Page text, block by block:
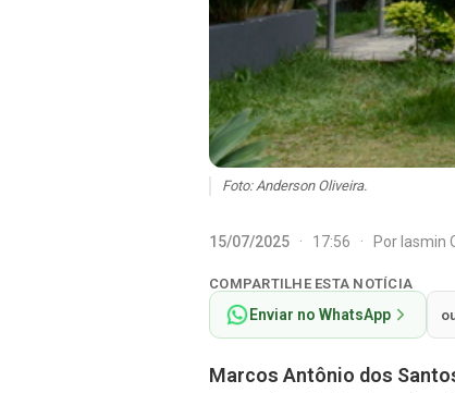
Foto: Anderson Oliveira.
15/07/2025 · 17:56 · Por Iasmin
COMPARTILHE ESTA NOTÍCIA
Enviar no WhatsApp
Marcos Antônio dos